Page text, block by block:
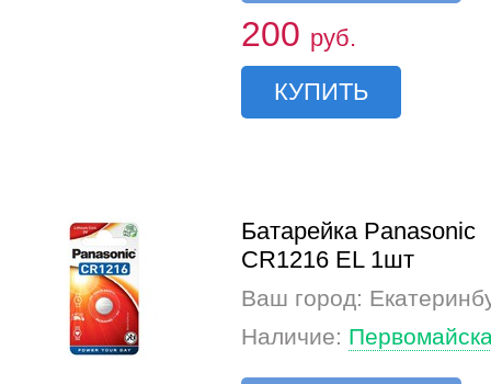
200 руб.
КУПИТЬ
Батарейка Panasonic
CR1216 EL 1шт
Ваш город:
Наличие: